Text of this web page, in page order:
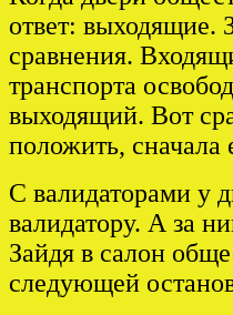
ответ: выходящие.
сравнения.
транспорта
выходящий. Вот
положить, сначала
С валидаторами у
валидатору. А за
Зайдя в салон
следующей